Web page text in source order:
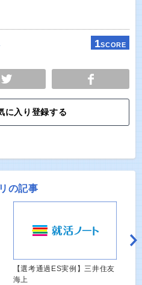
1SCORE
に入り登録する
の記事
【選考通過ES実例】三井住友
海上